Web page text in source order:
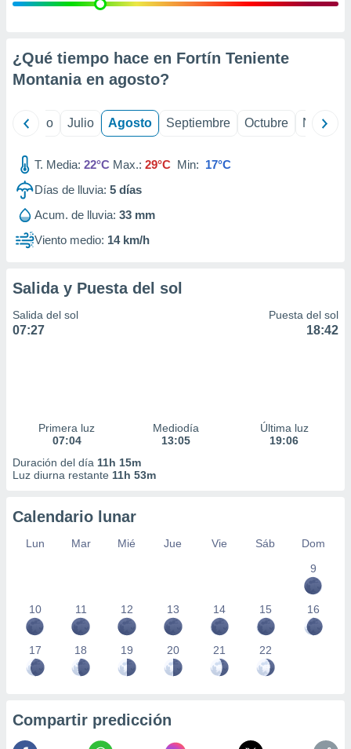
e
mediante
de
1199
¿Qué tiempo hace en Fortín Teniente
Montania en agosto?
Junio Julio Agosto Septiembre Octubre
T. Media: 22°C Max.: 29°C Min: 17°C
Días de lluvia: 5 días
Acum. de lluvia: 33 mm
Viento medio: 14 km/h
Salida y Puesta del sol
Salida del sol
07:27
Puesta del sol
18:42
Primera luz
07:04
Mediodía
13:05
Última luz
19:06
Duración del día 11h 15m
Luz diurna restante 11h 53m
Calendario lunar
Lun Mar Mié Jue Vie Sáb
Dom
9
10 11 12 13 14 15 16
17 18 19 20 21 22
Compartir predicción